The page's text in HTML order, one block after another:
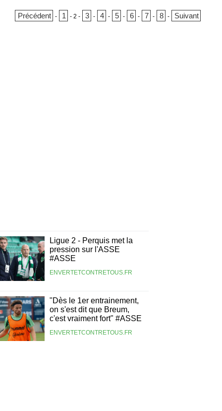
Précédent - 1 -2 - 3 - 4 - 5 - 6 - 7 - 8 - Suivant
Ligue 2 - Perquis met la
pression sur l'ASSE
#ASSE
ENVERTETCONTRETOUS.FR
"Dès le 1er entrainement,
on s'est dit que Breum,
c'est vraiment fort" #ASSE
ENVERTETCONTRETOUS.FR